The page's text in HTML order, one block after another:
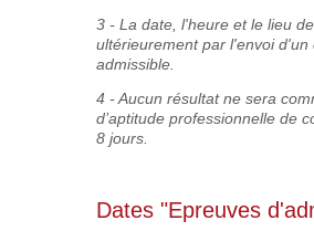
3 - La date, l'heure et le lieu
ultérieurement par l'envoi
admissible.
4 - Aucun résultat ne sera
d’aptitude professionnelle de
8 jours.
Dates "Epreuves